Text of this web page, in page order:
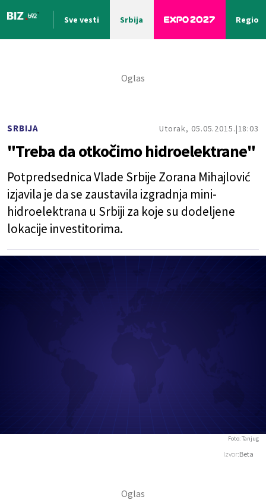
Sve vesti Srbija Region
SRBIJA Utorak, 05.05.2015. 18:03
"Treba da otkočimo hidroelektrane"
Potpredsednica Vlade Srbije Zorana Mihajlović
izjavila je da se zaustavila izgradnja mini-
hidroelektrana u Srbiji za koje su dodeljene
lokacije investitorima.
Izvor:Beta
Foto: Tanjug